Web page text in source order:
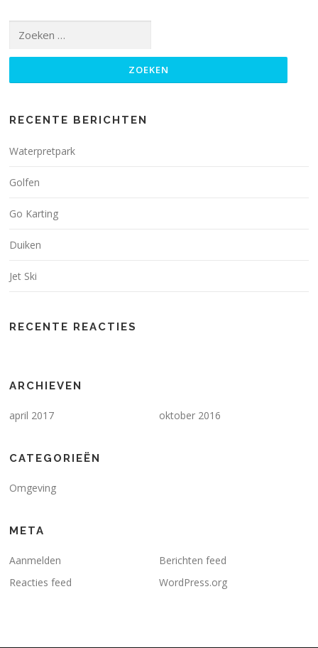
naar:
RECENTE BERICHTEN
Waterpretpark
Golfen
Go Karting
Duiken
Jet Ski
RECENTE REACTIES
ARCHIEVEN
april 2017 oktober 2016
CATEGORIEËN
Omgeving
META
Aanmelden
Berichten feed
Reacties feed
WordPress.org